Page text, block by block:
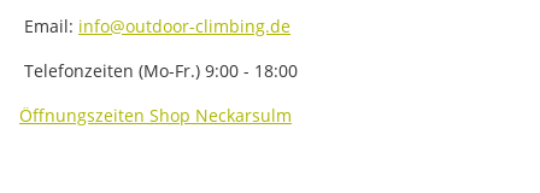
Email: info@outdoor-climbing.de
Telefonzeiten (Mo-Fr.) 9:00 - 18:00
Öffnungszeiten Shop Neckarsulm